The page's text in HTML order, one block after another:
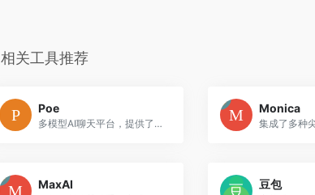
相关工具推荐
Poe
多模型AI聊天平台，提供了一个统一的界面，整合了多个领先的AI模型，满足不同用户的需求。
Monica
MaxAI 豆包